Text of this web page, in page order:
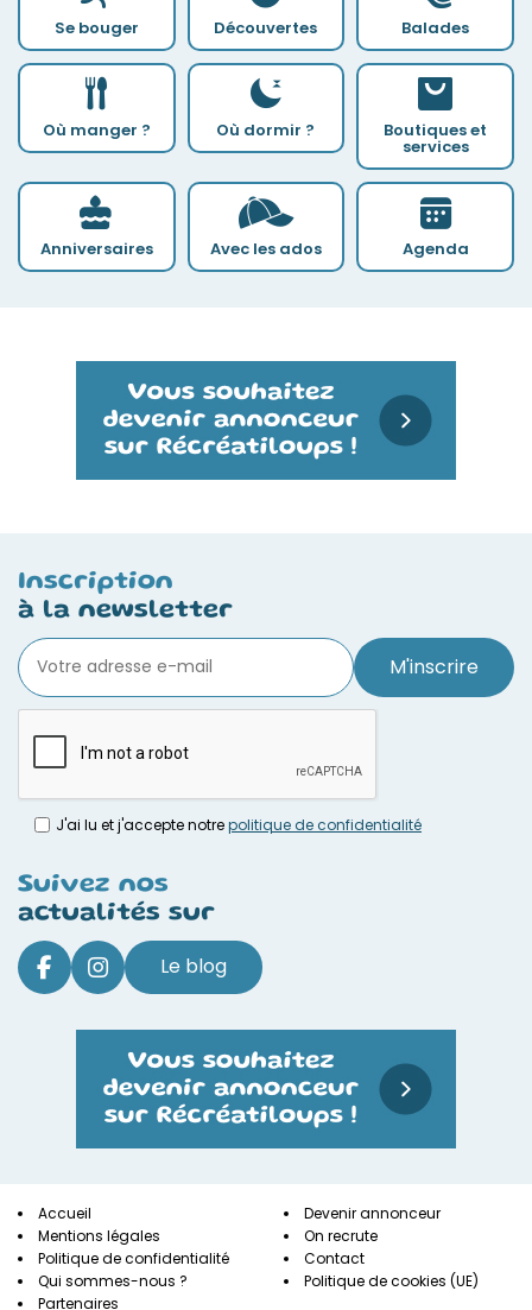
Se bouger Découvertes Balades
Où manger ? Où dormir ? Boutiques et
services
Anniversaires Avec les ados Agenda
Inscription
à la newsletter
M'inscrire
J'ai lu et j'accepte notrepolitique de confidentialité
Suivez nos
actualités sur
Le blog
Accueil
Mentions légales
Politique de confidentialité
Qui sommes-nous ?
Partenaires
Devenir annonceur
On recrute
Contact
Politique de cookies (UE)